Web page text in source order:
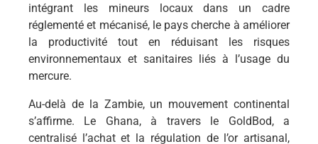
intégrant les mineurs locaux dans un cadre
réglementé et mécanisé, le pays cherche à améliorer
la productivité tout en réduisant les risques
environnementaux et sanitaires liés à l’usage du
mercure.
Au-delà de la Zambie, un mouvement continental
s’affirme. Le Ghana, à travers le GoldBod, a
centralisé l’achat et la régulation de l’or artisanal,